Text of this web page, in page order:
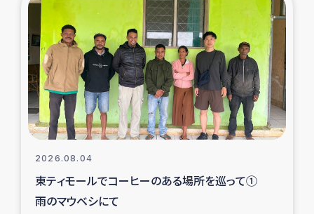
大雨による洪水被災者支援
カカオ生産者支援事業
シリア国内避難民・帰還民の生活再建支援
トルコにおけるシリア難民支援事業
インドネシア中部 スラウェシの地震・津波被災者支援
2026.08.04
東ティモールでコーヒーのある場所を巡って①
雨のマウベシにて